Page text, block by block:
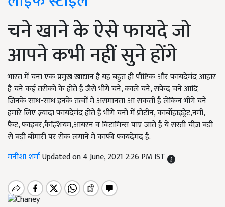
चने खाने के ऐसे फायदे जो
आपने कभी नहीं सुने होंगे
भारत में चना एक प्रमुख खाद्यान है यह बहुत ही पौष्टिक और फायदेमंद आहार
है चने कई तरीको के होते है जैसे भीगे चने, काले चने, सफ़ेद चने आदि
जिनके साथ-साथ इनके तत्वों में असमानता आ सकती है लेकिन भीगे चने
हमारे लिए ज़्यादा फायदेमंद होते हैं भीगे चनो में प्रोटीन, कार्बोहाइड्रेट,नमी,
फैट, फाइबर,कैल्शियम,आयरन व विटामिन्स पाए जाते है ये सस्ती चीज़ बड़ी
से बड़ी बीमारी पर रोक लगाने में काफी फायदेमंद है.
मनीशा शर्माUpdated on 4 June, 2021 2:26 PM IST